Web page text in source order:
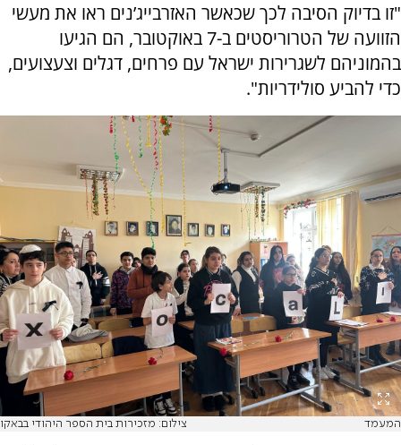
"זו בדיוק הסיבה לכך שכאשר האזרבייג’נים ראו את מעשי
הזוועה של הטרוריסטים ב-7 באוקטובר, הם הגיעו
בהמוניהם לשגרירות ישראל עם פרחים, דגלים וצעצועים,
כדי להביע סולידריות".
המעמד צילום: מזכירות בית הספר היהודי בבאקו